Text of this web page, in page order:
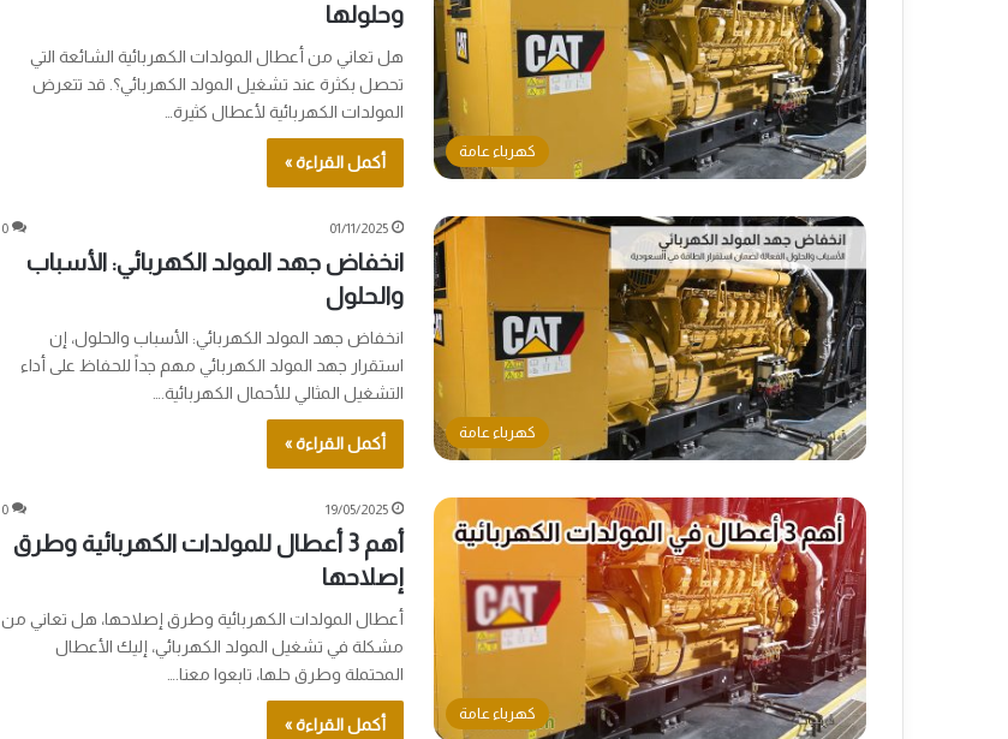
كهرباء عامة
وحلولها
هل تعاني من أعطال المولدات الكهربائية الشائعة التي
تحصل بكثرة عند تشغيل المولد الكهربائي؟. قد تتعرض
المولدات الكهربائية لأعطال كثيرة…
أكمل القراءة »
كهرباء عامة
01/11/2025
0
انخفاض جهد المولد الكهربائي: الأسباب
والحلول
انخفاض جهد المولد الكهربائي: الأسباب والحلول، إن
استقرار جهد المولد الكهربائي مهم جداً للحفاظ على أداء
التشغيل المثالي للأحمال الكهربائية.…
أكمل القراءة »
كهرباء عامة
19/05/2025
0
أهم 3 أعطال للمولدات الكهربائية وطرق
إصلاحها
أعطال المولدات الكهربائية وطرق إصلاحها، هل تعاني من
مشكلة في تشغيل المولد الكهربائي، إليك الأعطال
المحتملة وطرق حلها، تابعوا معنا.…
أكمل القراءة »